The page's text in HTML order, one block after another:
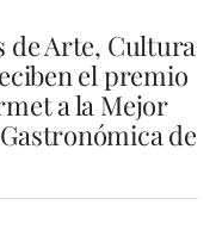
de Arte, Cultura
el premio
a la Mejor
de